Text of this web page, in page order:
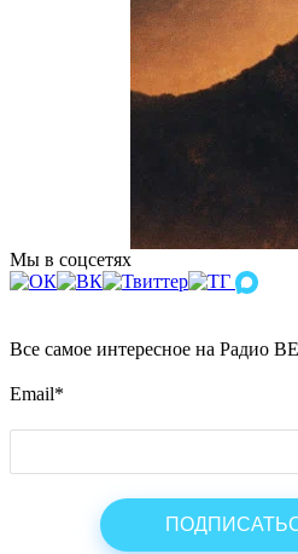
Мы в соцсетях
Все самое интересное на Радио
Email*